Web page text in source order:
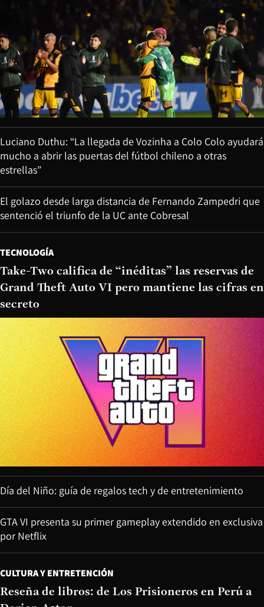
Luciano Duthu: “La llegada de Vozinha a Colo Colo ayudará
mucho a abrir las puertas del fútbol chileno a otras
estrellas”
El golazo desde larga distancia de Fernando Zampedri que
sentenció el triunfo de la UC ante Cobresal
TECNOLOGÍA
Take-Two califica de “inéditas” las reservas de
Grand Theft Auto VI pero mantiene las cifras en
secreto
Día del Niño: guía de regalos tech y de entretenimiento
GTA VI presenta su primer gameplay extendido en exclusiva
por Netflix
CULTURA Y ENTRETENCIÓN
Reseña de libros: de Los Prisioneros en Perú a